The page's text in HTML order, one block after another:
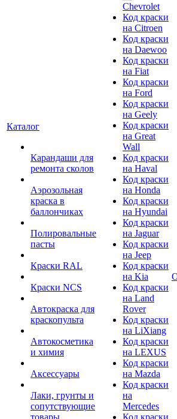
Каталог
Карандаши для
ремонта сколов
Аэрозольная
краска в
баллончиках
Полировальные
пасты
Краски RAL
Краски NCS
Автокраска для
краскопульта
Автокосметика
и химия
Аксессуары
Лаки, грунты и
сопутствующие
товары
Chevrolet
Код краски
на Citroen
Код краски
на Daewoo
Код краски
на Fiat
Код краски
на Ford
Код краски
на Geely
Код краски
на Great
Wall
Код краски
на Haval
Код краски
на Honda
Код краски
на Hyundai
Код краски
на Jaguar
Код краски
на Jeep
Код краски
на Kia
Код краски
на Land
Rover
Код краски
на LiXiang
Код краски
на LEXUS
Код краски
на Mazda
Код краски
на
Mercedes
Код краски